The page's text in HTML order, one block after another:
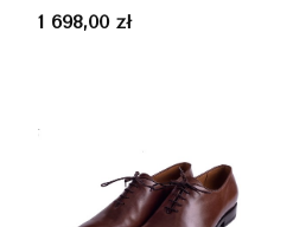
Cena
1 698,00 zł